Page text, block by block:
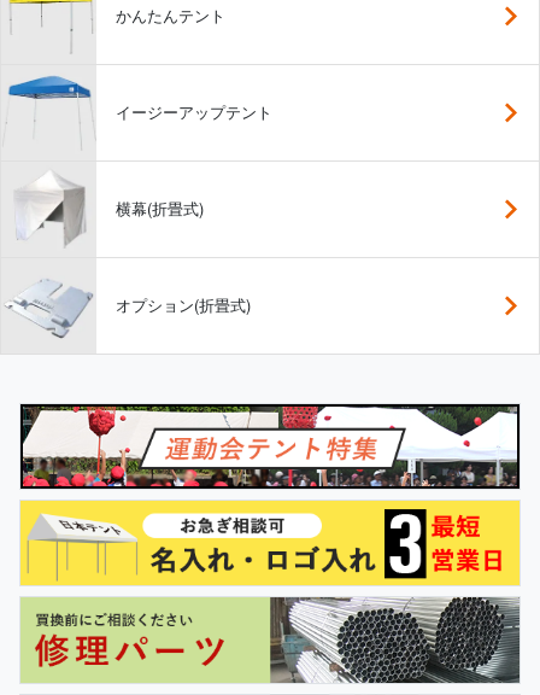
かんたんテント
イージーアップテント
横幕(折畳式)
オプション(折畳式)